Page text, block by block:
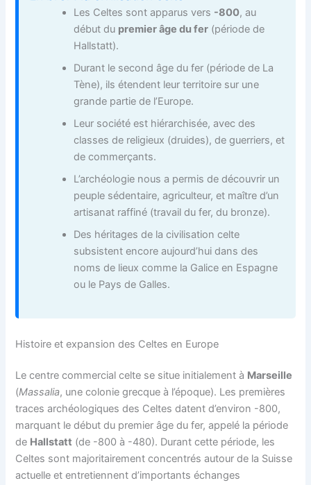
Les Celtes sont apparus vers -800, au
début du premier âge du fer (période de
Hallstatt).
Durant le second âge du fer (période de La
Tène), ils étendent leur territoire sur une
grande partie de l’Europe.
Leur société est hiérarchisée, avec des
classes de religieux (druides), de guerriers, et
de commerçants.
L’archéologie nous a permis de découvrir un
peuple sédentaire, agriculteur, et maître d’un
artisanat raffiné (travail du fer, du bronze).
Des héritages de la civilisation celte
subsistent encore aujourd’hui dans des
noms de lieux comme la Galice en Espagne
ou le Pays de Galles.
Histoire et expansion des Celtes en Europe
Le centre commercial celte se situe initialement à Marseille
(Massalia, une colonie grecque à l’époque). Les premières
traces archéologiques des Celtes datent d’environ -800,
marquant le début du premier âge du fer, appelé la période
de Hallstatt (de -800 à -480). Durant cette période, les
Celtes sont majoritairement concentrés autour de la Suisse
actuelle et entretiennent d’importants échanges